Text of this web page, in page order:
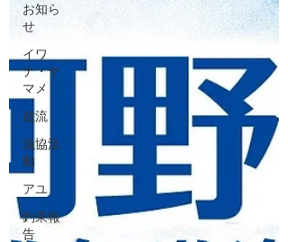
お知ら
せ
イワ
ナ・ヤ
マメ
放流
漁協活
動
アユ
釣果報
告